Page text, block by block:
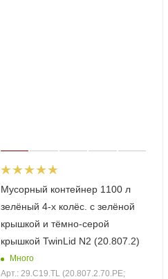
Мусорный контейнер 1100 л
зелёный 4-х колёс. с зелёной
крышкой и тёмно-серой
крышкой TwinLid N2 (20.807.2)
Много
Арт.: 29.C19.TL (20.807.2.70.PE;